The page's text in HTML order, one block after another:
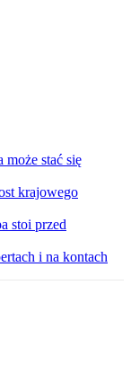
stać się
krajowego
stoi przed
i na kontach